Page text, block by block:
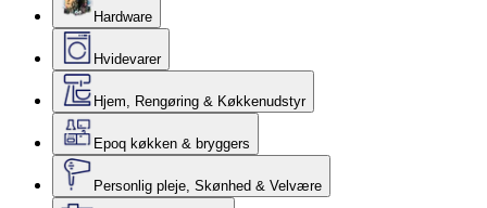
Hardware
Hvidevarer
Hjem, Rengøring & Køkkenudstyr
Epoq køkken & bryggers
Personlig pleje, Skønhed & Velvære